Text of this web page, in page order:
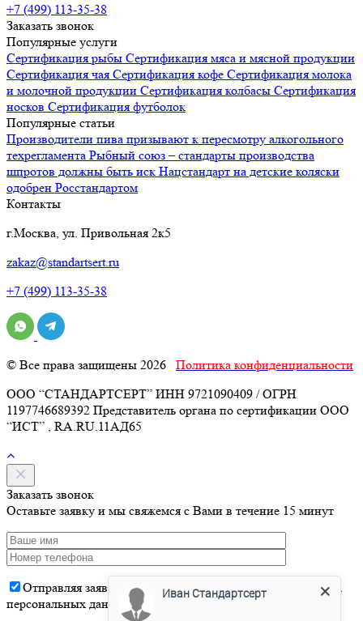
+7 (499) 113-35-38
Заказать звонок
Популярные услуги
Сертификация рыбы Сертификация мяса и мясной продукции
Сертификация чая Сертификация кофе Сертификация молока
и молочной продукции Сертификация колбасы Сертификация
носков Сертификация футболок
Популярные статьи
Производители пива призывают к пересмотру алкогольного
техрегламента Рыбный союз – стандарты производства
шпротов должны быть иск Нацстандарт на детские коляски
одобрен Росстандартом
Контакты
г.Москва, ул. Привольная 2к5
zakaz@standartsert.ru
+7 (499) 113-35-38
© Все права защищены 2026 Политика конфиденциальности
ООО “СТАНДАРТСЕРТ” ИНН 9721090409 / ОГРН
1197746689392 Представитель органа по сертификации ООО
“ИСТ” , RA.RU.11АД65
Заказать звонок
Оставьте заявку и мы свяжемся с Вами в течение 15 минут
Отправляя заявку, вы даетесогласиена обработку Ваших
персональных данных
Иван Стандартсерт